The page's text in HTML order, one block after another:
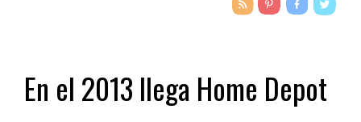
En el 2013 llega Home Depot